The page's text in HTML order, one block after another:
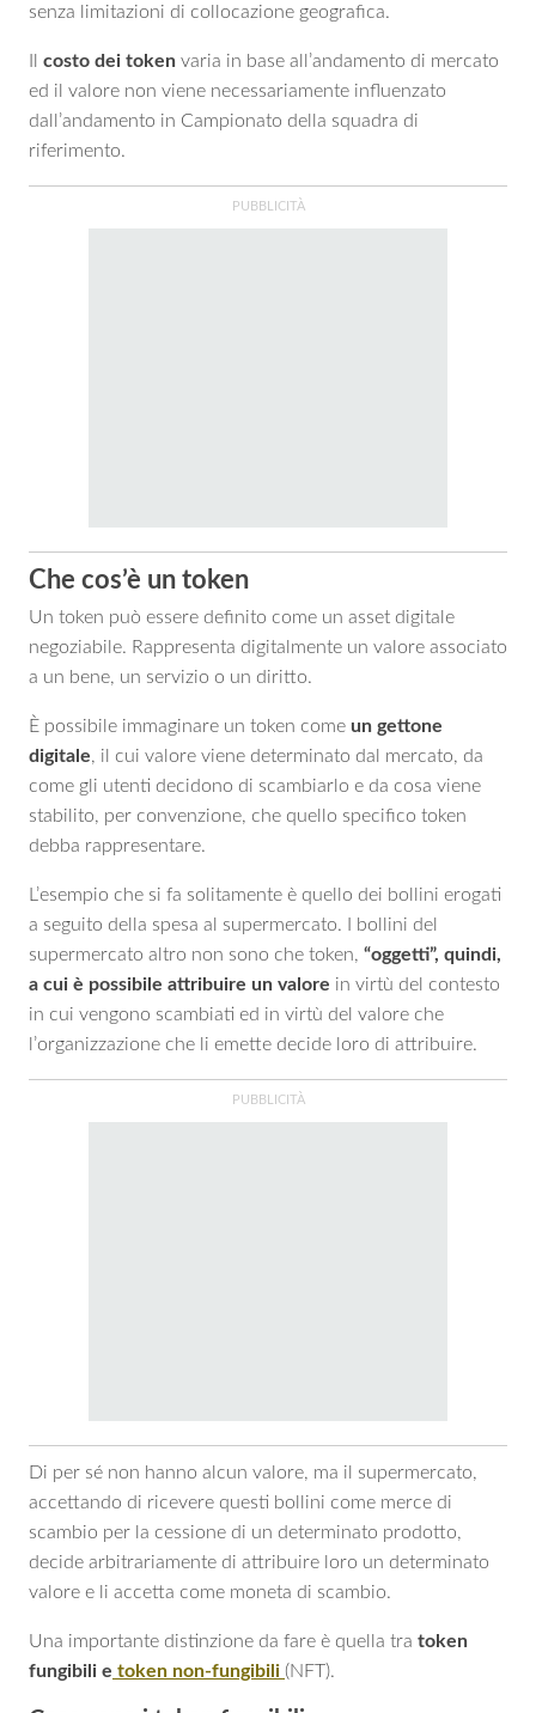
senza limitazioni di collocazione geografica.
costo dei token varia in base all’andamento di mercato
ed il valore non viene necessariamente influenzato
dall’andamento in Campionato della squadra di
riferimento.
Che cos’è un token
Un token può essere definito come un asset digitale
negoziabile. Rappresenta digitalmente un valore associato
a un bene, un servizio o un diritto.
È possibile immaginare un token come un gettone
digitale, il cui valore viene determinato dal mercato, da
come gli utenti decidono di scambiarlo e da cosa viene
stabilito, per convenzione, che quello specifico token
debba rappresentare.
L’esempio che si fa solitamente è quello dei bollini erogati
a seguito della spesa al supermercato. I bollini del
supermercato altro non sono che token, “oggetti”, quindi,
a cui è possibile attribuire un valore in virtù del contesto
in cui vengono scambiati ed in virtù del valore che
l’organizzazione che li emette decide loro di attribuire.
Di per sé non hanno alcun valore, ma il supermercato,
accettando di ricevere questi bollini come merce di
scambio per la cessione di un determinato prodotto,
decide arbitrariamente di attribuire loro un determinato
valore e li accetta come moneta di scambio.
Una importante distinzione da fare è quella tra token
fungibili e token non-fungibili (NFT).